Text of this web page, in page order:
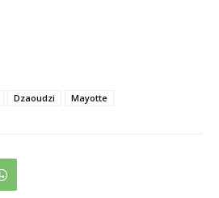
Dzaoudzi Mayotte